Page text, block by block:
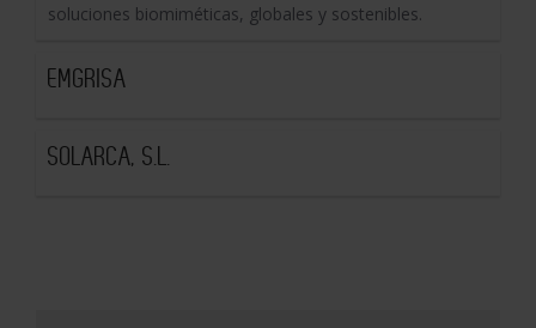
soluciones biomiméticas, globales y sostenibles.
EMGRISA
SOLARCA, S.L.